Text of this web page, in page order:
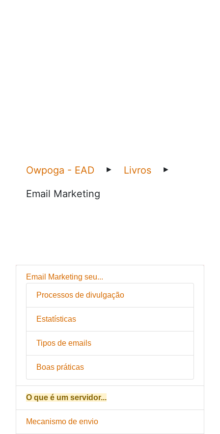
Owpoga - EAD ► Livros ►
Email Marketing
Email Marketing seu...
Processos de divulgação
Estatísticas
Tipos de emails
Boas práticas
O que é um servidor...
Mecanismo de envio